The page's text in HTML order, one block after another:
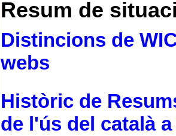
Resum de
Distincions de
webs
Històric de
de l'ús del català